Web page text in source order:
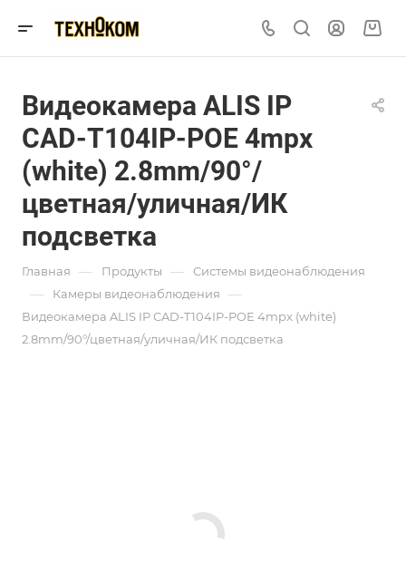
Видеокамера ALIS IP
CAD-T104IP-POE 4mpx
(white) 2.8mm/90°/
цветная/уличная/ИК
подсветка
Главная — Продукты — Системы видеонаблюдения
— Камеры видеонаблюдения —
Видеокамера ALIS IP CAD-T104IP-POE 4mpx (white)
2.8mm/90°/цветная/уличная/ИК подсветка